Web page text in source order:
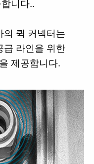
니다..
의 퀵 커넥터는
급 라인을 위한
제공합니다.